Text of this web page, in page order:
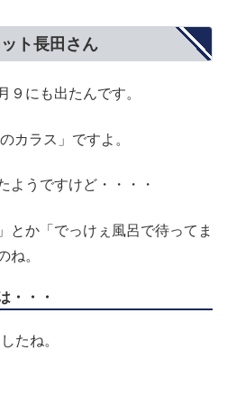
ト長田さん
９にも出たんです。
カラス」ですよ。
ようですけど・・・・
とか「でっけぇ風呂で待ってま
ね。
・・・
たね。